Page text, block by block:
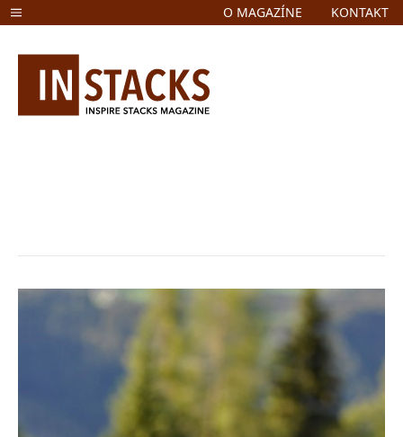
O MAGAZÍNE KONTAKT